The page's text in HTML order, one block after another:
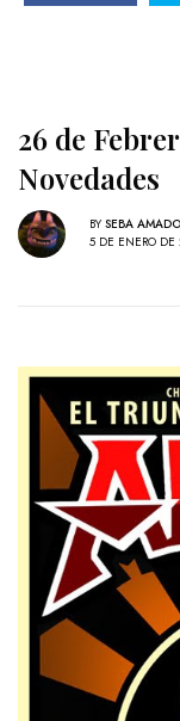
26 de
Novedades
BY SEBA
5 DE ENERO DE